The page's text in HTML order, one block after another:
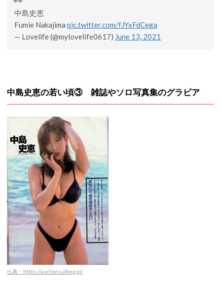
中島史恵
Fumie Nakajima pic.twitter.com/fJYxFdCega
— Lovelife (@mylovelife0617) June 13, 2021
中島史恵の若い頃③ 雑誌やソロ写真集のグラビア
出典：https://auctions.afimg.jp/